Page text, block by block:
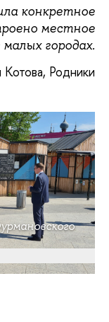
конкретное
местное
городах.
Родники